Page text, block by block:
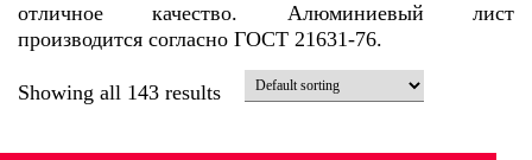
отличное качество. Алюминиевый лист
производится согласно ГОСТ 21631-76.
Showing all 143 results